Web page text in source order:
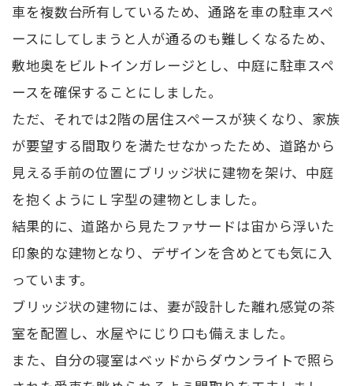
車を複数台所有しているため、通路を車の駐車スペ
ースにしてしまうと人が通るのも難しくなるため、
敷地奥をビルトインガレージとし、中庭に駐車スペ
ースを確保することにしました。
ただ、それでは2階の居住スペースが狭くなり、家族
が要望する間取りを満たせなかったため、道路から
見える手前の位置にブリッジ状に建物を架け、中庭
を抱くようにＬ字型の建物としました。
結果的に、道路から見たファサードは宙から浮いた
印象的な建物となり、デザインを含めとても気に入
っています。
ブリッジ状の建物には、妻が設計した離れ感覚の茶
室を配置し、水屋やにじり口も備えました。
また、自分の寝室はベッドからダウンライトで照ら